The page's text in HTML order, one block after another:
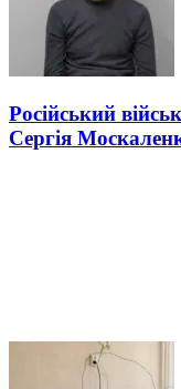
Російський
Сергія